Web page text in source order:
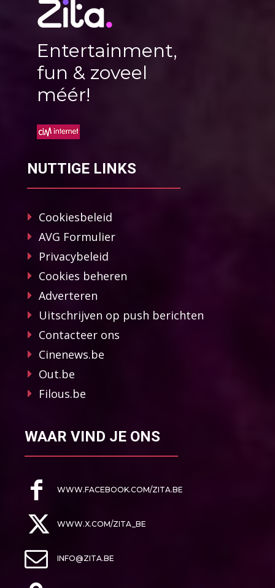
Entertainment,
fun & zoveel
méér!
NUTTIGE LINKS
Cookiesbeleid
AVG Formulier
Privacybeleid
Cookies beheren
Adverteren
Uitschrijven op push berichten
Contacteer ons
Cinenews.be
Out.be
Filous.be
WAAR VIND JE ONS
WWW.FACEBOOK.COM/ZITA.BE
WWW.X.COM/ZITA_BE
INFO@ZITA.BE